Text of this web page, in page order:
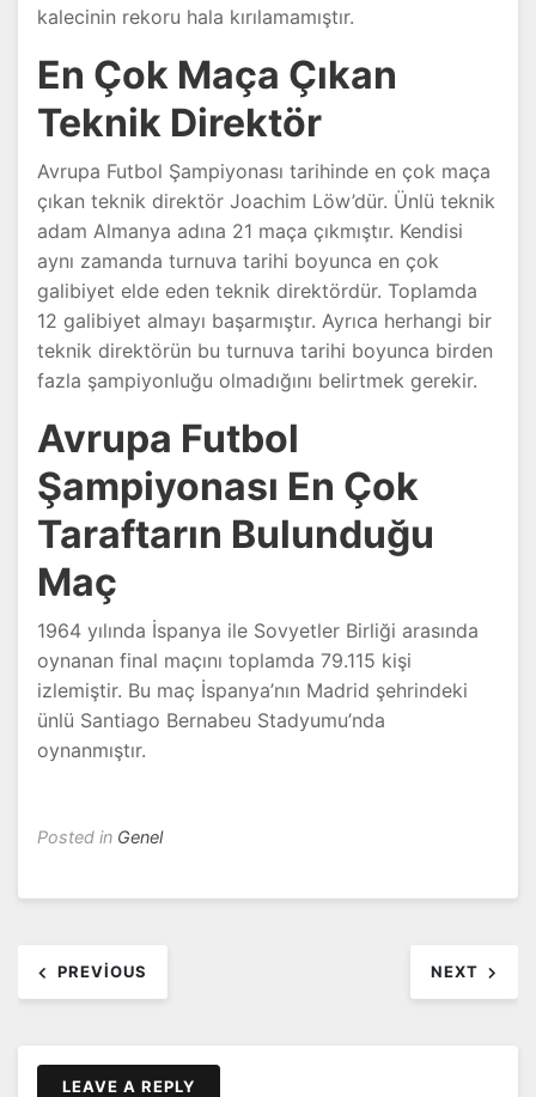
kalecinin rekoru hala kırılamamıştır.
En Çok Maça Çıkan
Teknik Direktör
Avrupa Futbol Şampiyonası tarihinde en çok maça
çıkan teknik direktör Joachim Löw’dür. Ünlü teknik
adam Almanya adına 21 maça çıkmıştır. Kendisi
aynı zamanda turnuva tarihi boyunca en çok
galibiyet elde eden teknik direktördür. Toplamda
12 galibiyet almayı başarmıştır. Ayrıca herhangi bir
teknik direktörün bu turnuva tarihi boyunca birden
fazla şampiyonluğu olmadığını belirtmek gerekir.
Avrupa Futbol
Şampiyonası En Çok
Taraftarın Bulunduğu
Maç
1964 yılında İspanya ile Sovyetler Birliği arasında
oynanan final maçını toplamda 79.115 kişi
izlemiştir. Bu maç İspanya’nın Madrid şehrindeki
ünlü Santiago Bernabeu Stadyumu’nda
oynanmıştır.
Posted in Genel
dolaşımı
PREVIOUS NEXT
LEAVE A REPLY